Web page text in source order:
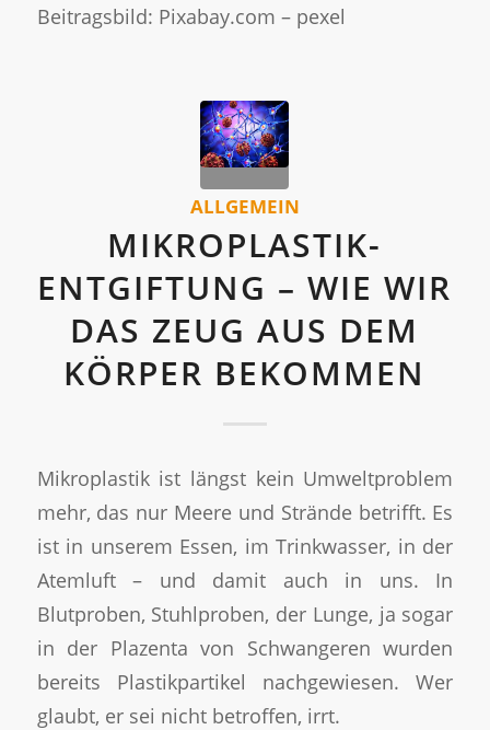
Beitragsbild: Pixabay.com – pexel
ALLGEMEIN
MIKROPLASTIK-
ENTGIFTUNG – WIE WIR
DAS ZEUG AUS DEM
KÖRPER BEKOMMEN
Mikroplastik ist längst kein Umweltproblem
mehr, das nur Meere und Strände betrifft. Es
ist in unserem Essen, im Trinkwasser, in der
Atemluft – und damit auch in uns. In
Blutproben, Stuhlproben, der Lunge, ja sogar
in der Plazenta von Schwangeren wurden
bereits Plastikpartikel nachgewiesen. Wer
glaubt, er sei nicht betroffen, irrt.